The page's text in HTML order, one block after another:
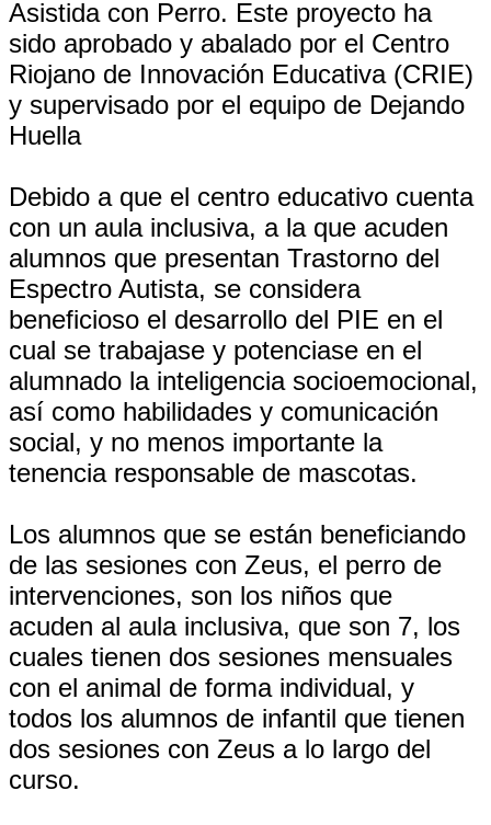
Asistida con Perro. Este proyecto ha
sido aprobado y abalado por el Centro
Riojano de Innovación Educativa (CRIE)
y supervisado por el equipo de Dejando
Huella
Debido a que el centro educativo cuenta
con un aula inclusiva, a la que acuden
alumnos que presentan Trastorno del
Espectro Autista, se considera
beneficioso el desarrollo del PIE en el
cual se trabajase y potenciase en el
alumnado la inteligencia socioemocional,
así como habilidades y comunicación
social, y no menos importante la
tenencia responsable de mascotas.
Los alumnos que se están beneficiando
de las sesiones con Zeus, el perro de
intervenciones, son los niños que
acuden al aula inclusiva, que son 7, los
cuales tienen dos sesiones mensuales
con el animal de forma individual, y
todos los alumnos de infantil que tienen
dos sesiones con Zeus a lo largo del
curso.